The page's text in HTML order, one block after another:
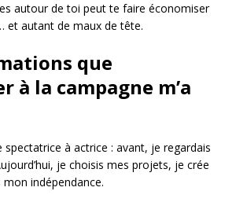
autour de toi peut te faire économiser
et autant de maux de tête.
que
à la campagne m’a
spectatrice à actrice : avant, je regardais
je choisis mes projets, je crée
indépendance.